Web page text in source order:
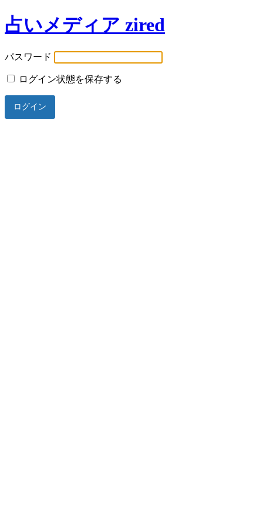
占いメディア zired
パスワード
ログイン状態を保存する